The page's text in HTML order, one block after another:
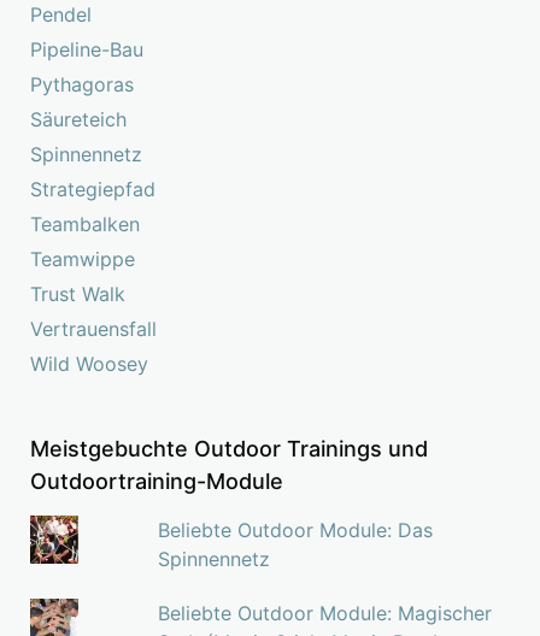
Pendel
Pipeline-Bau
Pythagoras
Säureteich
Spinnennetz
Strategiepfad
Teambalken
Teamwippe
Trust Walk
Vertrauensfall
Wild Woosey
Meistgebuchte Outdoor Trainings und
Outdoortraining-Module
Beliebte Outdoor Module: Das
Spinnennetz
Beliebte Outdoor Module: Magischer